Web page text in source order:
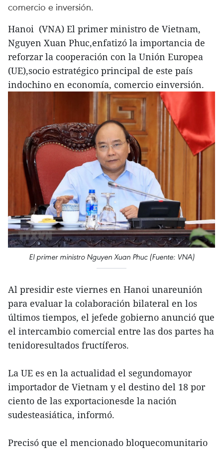
comercio e inversión.
Hanoi (VNA) El primer ministro de Vietnam,
Nguyen Xuan Phuc,enfatizó la importancia de
reforzar la cooperación con la Unión Europea
(UE),socio estratégico principal de este país
indochino en economía, comercio einversión.
El primer ministro Nguyen Xuan Phuc (Fuente: VNA)
Al presidir este viernes en Hanoi unareunión
para evaluar la colaboración bilateral en los
últimos tiempos, el jefede gobierno anunció que
el intercambio comercial entre las dos partes ha
tenidoresultados fructíferos.
La UE es en la actualidad el segundomayor
importador de Vietnam y el destino del 18 por
ciento de las exportacionesde la nación
sudesteasiática, informó.
Precisó que el mencionado bloquecomunitario